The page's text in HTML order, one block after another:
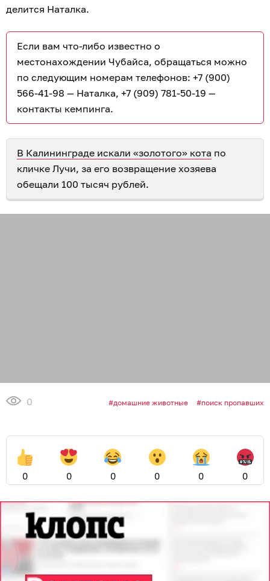
делится Наталка.
Если вам что-либо известно о
местонахождении Чубайса, обращаться можно
по следующим номерам телефонов: +7 (900)
566-41-98 — Наталка, +7 (909) 781-50-19 —
контакты кемпинга.
В Калининграде искали «золотого» кота по
кличке Лучи, за его возвращение хозяева
обещали 100 тысяч рублей.
0 домашние животные поиск пропавших
0 0 0 0 0 0